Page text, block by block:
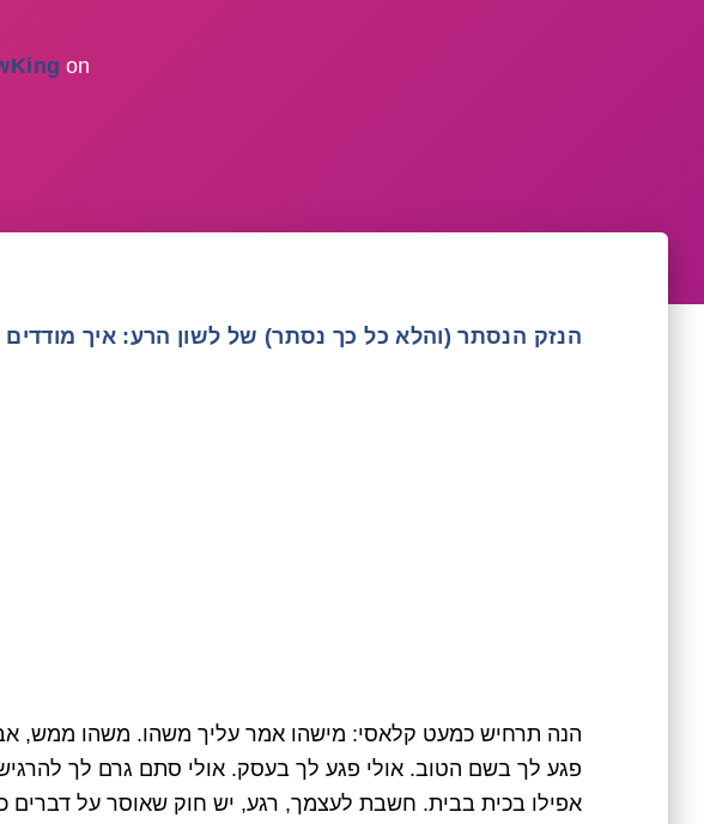
on
הנזק הנסתר (והלא כל כך נסתר) של לשון הרע: איך
הנה תרחיש כמעט קלאסי: מישהו אמר עליך משהו. משהו ממש,
פגע לך בשם הטוב. אולי פגע לך בעסק. אולי סתם גרם לך
אפילו בכית בבית. חשבת לעצמך, רגע, יש חוק שאוסר על דברים